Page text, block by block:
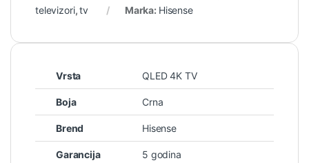
televizori,tv Marka: Hisense
Vrsta QLED 4K TV
Boja Crna
Brend Hisense
Garancija 5 godina